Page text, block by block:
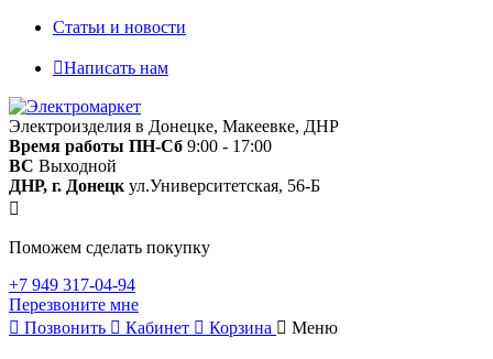
Статьи и новости
Написать нам
Электроизделия в Донецке, Макеевке, ДНР
Время работы ПН-Сб 9:00 - 17:00
ВС Выходной
ДНР, г. Донецк ул.Университетская, 56-Б
Поможем сделать покупку
+7 949 317-04-94
Перезвоните мне
Позвонить
Кабинет Корзина Меню